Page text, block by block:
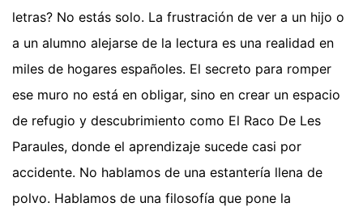
letras? No estás solo. La frustración de ver a un hijo o
a un alumno alejarse de la lectura es una realidad en
miles de hogares españoles. El secreto para romper
ese muro no está en obligar, sino en crear un espacio
de refugio y descubrimiento como El Raco De Les
Paraules, donde el aprendizaje sucede casi por
accidente. No hablamos de una estantería llena de
polvo. Hablamos de una filosofía que pone la